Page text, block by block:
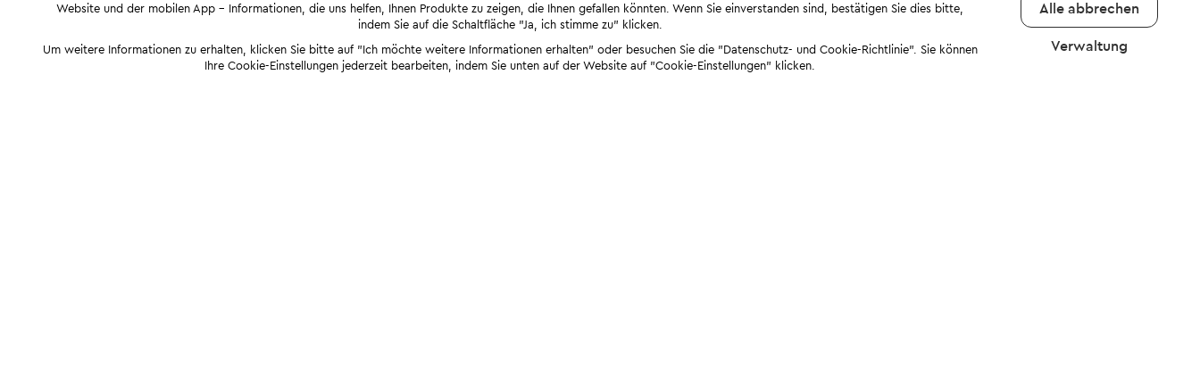
Website und der mobilen App - Informationen, die uns helfen, Ihnen Produkte zu zeigen, die Ihnen gefallen könnten. Wenn Sie einverstanden sind, bestätigen Sie dies bitte,
indem Sie auf die Schaltfläche "Ja, ich stimme zu" klicken.
Um weitere Informationen zu erhalten, klicken Sie bitte auf "Ich möchte weitere Informationen erhalten" oder besuchen Sie die "Datenschutz- und Cookie-Richtlinie". Sie können
Ihre Cookie-Einstellungen jederzeit bearbeiten, indem Sie unten auf der Website auf "Cookie-Einstellungen" klicken.
Alle abbrechen
Verwaltung